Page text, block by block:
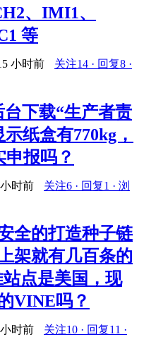
、IMI1、
等
小时前
关注14 · 回复8 ·
下载“生产者责
纸盒有770kg，
申报吗？
时前
关注6 · 回复1 · 浏
全的打造种子链
架就有几百条的
点是美国，现
VINE吗？
时前
关注10 · 回复11 ·